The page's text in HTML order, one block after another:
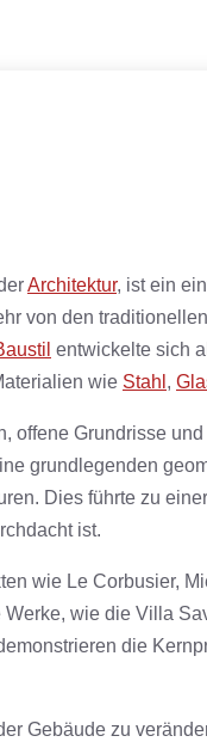
Architektur, ist ein
von den
entwickelte sich
wie Stahl ,
offene Grundrisse
grundlegenden
Dies führte zu
ist.
wie Le Corbusier,
wie die Villa
die
Gebäude zu